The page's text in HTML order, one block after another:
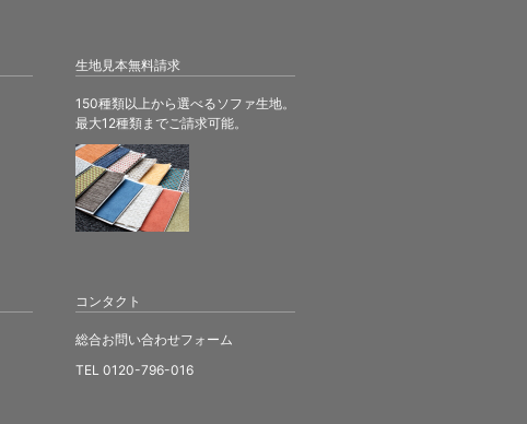
生地見本無料請求
150種類以上から選べるソファ生地。
最大12種類までご請求可能。
コンタクト
総合お問い合わせフォーム
TEL 0120-796-016